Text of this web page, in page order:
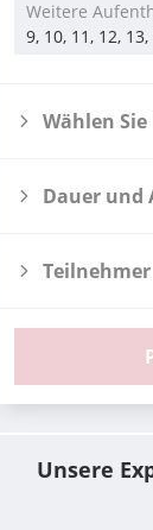
Weitere
9, 10, 11, 12,
Wählen
Dauer und
Teilnehmer
Unsere